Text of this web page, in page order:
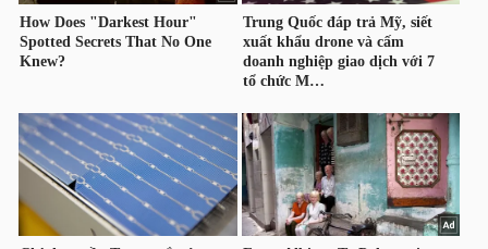
Sách
tài
chính
Công
cụ